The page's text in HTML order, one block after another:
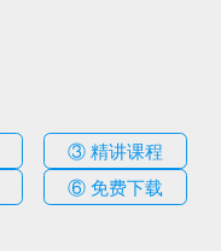
③ 精讲课程
⑥ 免费下载